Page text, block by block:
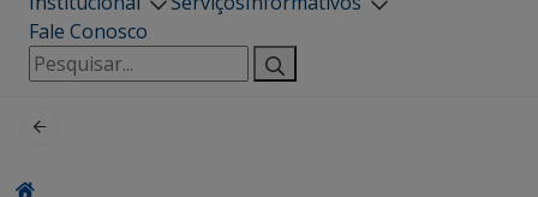
Fale Conosco
Pesquisar
por: